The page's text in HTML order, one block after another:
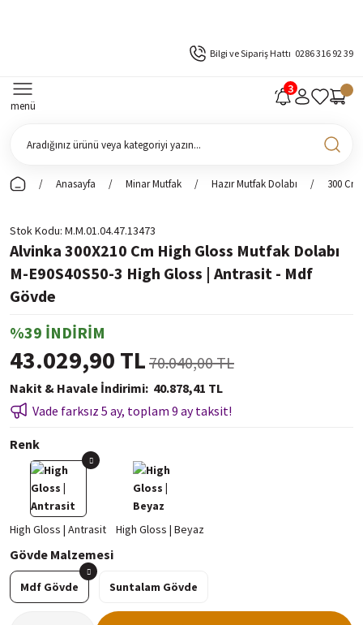
Bilgi ve Sipariş Hattı 0286 316 92 39
menü
Anasayfa Minar Mutfak Hazır Mutfak Dolabı 300 Cm
Stok Kodu M.M.01.04.47.13473
Alvinka 300X210 Cm High Gloss Mutfak Dolabı
M-E90S40S50-3 High Gloss | Antrasit - Mdf
Gövde
%39 İNDİRİM
43.029,90 TL 70.040,00 TL
Nakit & Havale İndirimi 40.878,41 TL
Vade farksız 5 ay, toplam 9 ay taksit!
Renk
Gövde Malzemesi
Mdf Gövde Suntalam Gövde